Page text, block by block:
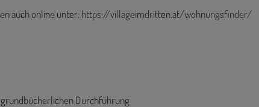
auch online unter:https://villageimdritten.at/wohnungsfinder/
Durchführung